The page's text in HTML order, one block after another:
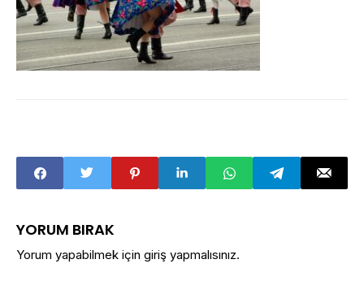
YORUM BIRAK
Yorum yapabilmek için giriş yapmalısınız.